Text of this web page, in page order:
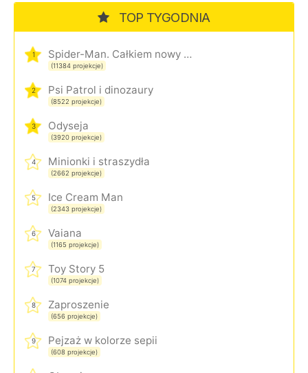
TOP TYGODNIA
1 Spider-Man. Całkiem nowy dzień
(11384 projekcje)
2 Psi Patrol i dinozaury
(8522 projekcje)
3 Odyseja
(3920 projekcje)
4 Minionki i straszydła
(2662 projekcje)
5 Ice Cream Man
(2343 projekcje)
6 Vaiana
(1165 projekcje)
7 Toy Story 5
(1074 projekcje)
8 Zaproszenie
(656 projekcje)
9 Pejzaż w kolorze sepii
(608 projekcje)